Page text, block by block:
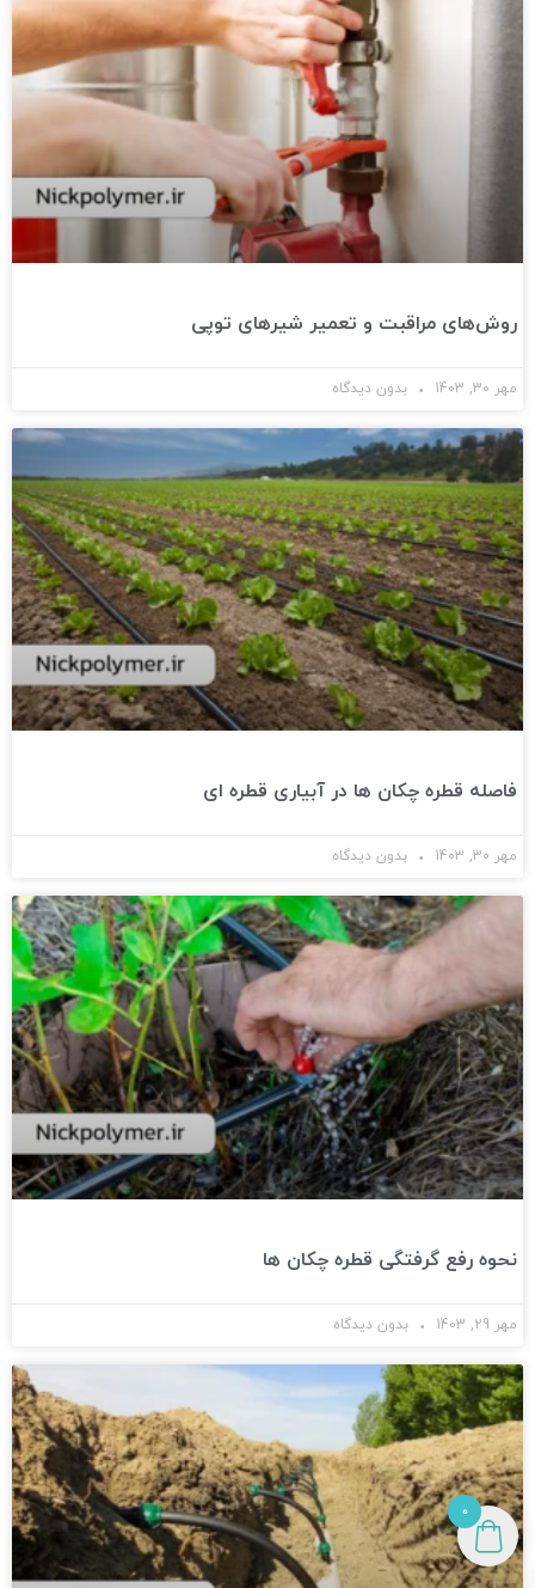
روش‌های مراقبت و تعمیر شیرهای توپی
مهر 30, 1403 بدون دیدگاه
فاصله قطره چکان ها در آبیاری قطره ای
مهر 30, 1403 بدون دیدگاه
نحوه رفع گرفتگی قطره چکان ها
مهر 29, 1403 بدون دیدگاه
0